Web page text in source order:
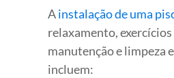
Ainstalação de uma
relaxamento,
manutenção e limpeza
incluem: